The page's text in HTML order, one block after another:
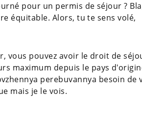
pour un permis de séjour ?
équitable. Alors, tu te sens volé,
vous pouvez avoir le droit de
maximum depuis le pays
perebuvannya besoin de
mais je le vois.